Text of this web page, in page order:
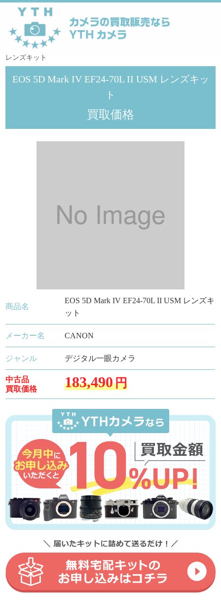
YTHカメラ >
レンズキット
EOS 5D Mark IV EF24-70L II USM レンズキッ
ト
買取価格
商品名
EOS 5D Mark IV EF24-70L II USM レンズキ
ット
メーカー名 CANON
ジャンル デジタル一眼カメラ
中古品
買取価格
183,490円